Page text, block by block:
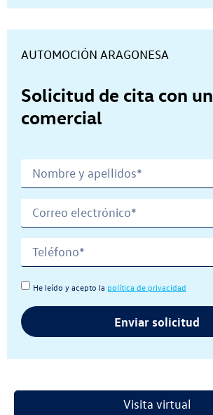
Concesionario:
AUTOMOCIÓN ARAGONESA
Solicitud de cita con un
comercial
He leído y acepto la política de privacidad
Enviar solicitud
Visita virtual